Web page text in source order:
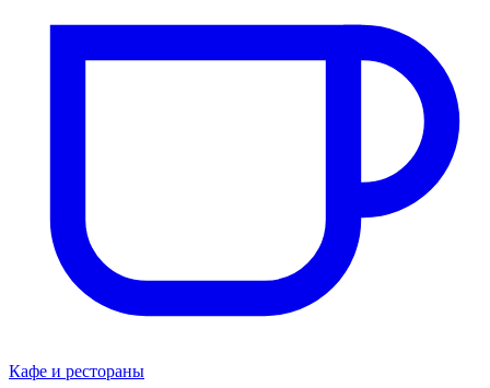
Кафе и рестораны